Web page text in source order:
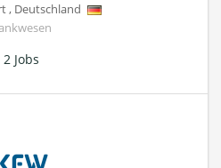
, Deutschland
2 Jobs